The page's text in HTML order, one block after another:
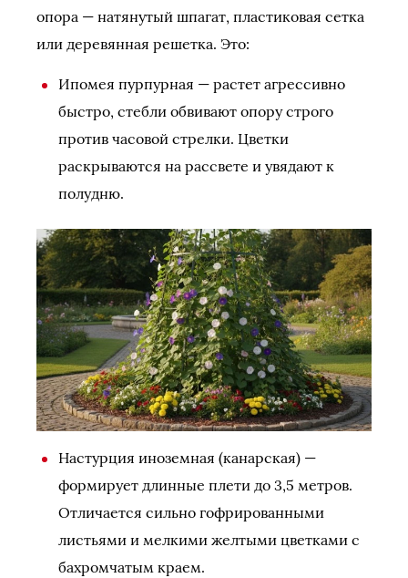
опора — натянутый шпагат, пластиковая сетка
или деревянная решетка. Это:
Ипомея пурпурная — растет агрессивно
быстро, стебли обвивают опору строго
против часовой стрелки. Цветки
раскрываются на рассвете и увядают к
полудню.
Настурция иноземная (канарская) —
формирует длинные плети до 3,5 метров.
Отличается сильно гофрированными
листьями и мелкими желтыми цветками с
бахромчатым краем.